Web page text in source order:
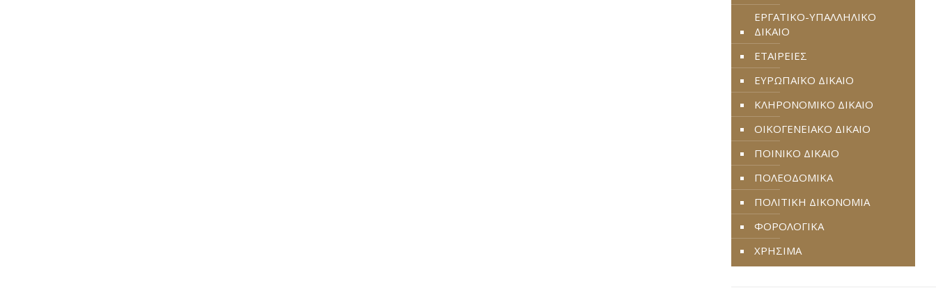
ΕΡΓΑΤΙΚΟ-ΥΠΑΛΛΗΛΙΚΟ
ΔΙΚΑΙΟ
ΕΤΑΙΡΕΙΕΣ
ΕΥΡΩΠΑΪΚΟ ΔΙΚΑΙΟ
ΚΛΗΡΟΝΟΜΙΚΟ ΔΙΚΑΙΟ
ΟΙΚΟΓΕΝΕΙΑΚΟ ΔΙΚΑΙΟ
ΠΟΙΝΙΚΟ ΔΙΚΑΙΟ
ΠΟΛΕΟΔΟΜΙΚΑ
ΠΟΛΙΤΙΚΗ ΔΙΚΟΝΟΜΙΑ
ΦΟΡΟΛΟΓΙΚΑ
ΧΡΗΣΙΜΑ